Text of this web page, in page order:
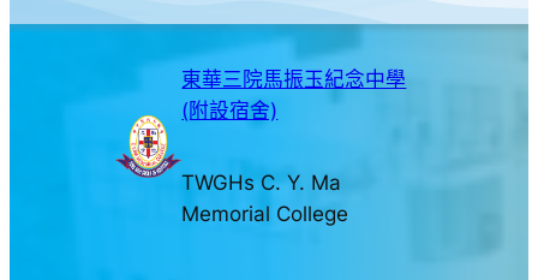
東華三院馬振玉紀念中學
(附設宿舍)
TWGHs C. Y. Ma
Memorial College